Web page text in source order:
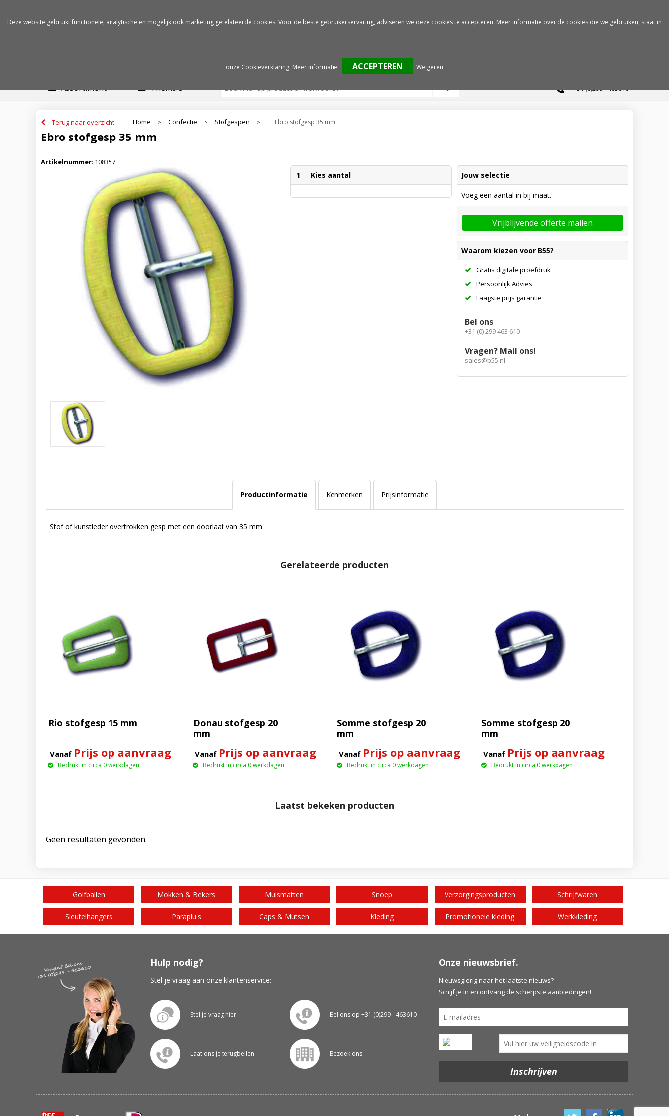
Assortiment Thema's +31 (0)299 - 463610
Terug naar overzicht Home > Confectie > Stofgespen > Ebro stofgesp 35 mm
Ebro stofgesp 35 mm
Artikelnummer: 108357
1 Kies aantal Jouw selectie
Voeg een aantal in bij maat.
Vrijblijvende offerte mailen
Waarom kiezen voor B55?
Gratis digitale proefdruk
Persoonlijk Advies
Laagste prijs garantie
Bel ons
+31 (0) 299 463 610
Vragen? Mail ons!
sales@b55.nl
Productinformatie Kenmerken Prijsinformatie
Stof of kunstleder overtrokken gesp met een doorlaat van 35 mm
Gerelateerde producten
Rio stofgesp 15 mm
Vanaf Prijs op aanvraag
Bedrukt in circa 0 werkdagen
Donau stofgesp 20
mm
Vanaf Prijs op aanvraag
Bedrukt in circa 0 werkdagen
Somme stofgesp 20
mm
Vanaf Prijs op aanvraag
Bedrukt in circa 0 werkdagen
Somme stofgesp 20
mm
Vanaf Prijs op aanvraag
Bedrukt in circa 0 werkdagen
Laatst bekeken producten
Geen resultaten gevonden.
Golfballen Mokken & Bekers Muismatten Snoep Verzorgingsproducten Schrijfwaren
Sleutelhangers Paraplu's Caps & Mutsen Kleding Promotionele kleding Werkkleding
Hulp nodig?
Stel je vraag aan onze klantenservice:
Stel je vraag hier Bel ons op +31 (0)299 - 463610
Laat ons je terugbellen Bezoek ons
Onze nieuwsbrief.
Nieuwsgierig naar het laatste nieuws?
Schijf je in en ontvang de scherpste aanbiedingen!
Deze website gebruikt functionele, analytische en mogelijk ook marketing gerelateerde cookies. Voor de beste gebruikerservaring, adviseren we deze cookies te accepteren. Meer informatie over de cookies die we gebruiken, staat in
onze Cookieverklaring. Meer informatie. Weigeren